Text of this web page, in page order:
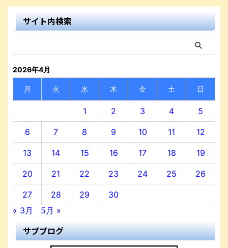
サイト内検索
2026年4月
月 火 水 木 金 土 日
1 2 3 4 5
6 7 8 9 10 11 12
13 14 15 16 17 18 19
20 21 22 23 24 25 26
27 28 29
30
« 3月
5月 »
サブブログ